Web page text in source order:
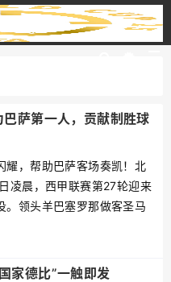
萨第一人，贡献制胜球
耀，帮助巴萨客场奏凯！北
凌晨，西甲联赛第27轮迎来
。领头羊巴塞罗那做客圣马
的一记曼妙弧线球，巴萨客
胜，在拿下各项赛事四连胜
家德比”一触即发